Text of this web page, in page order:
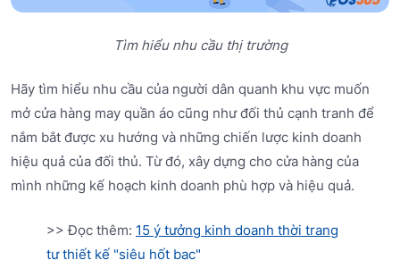
Tìm hiểu nhu cầu thị trường
Hãy tìm hiểu nhu cầu của người dân quanh khu vực muốn
mở cửa hàng may quần áo cũng như đối thủ cạnh tranh để
nắm bắt được xu hướng và những chiến lược kinh doanh
hiệu quả của đối thủ. Từ đó, xây dựng cho cửa hàng của
mình những kế hoạch kinh doanh phù hợp và hiệu quả.
>> Đọc thêm: 15 ý tưởng kinh doanh thời trang
tự thiết kế "siêu hốt bạc"